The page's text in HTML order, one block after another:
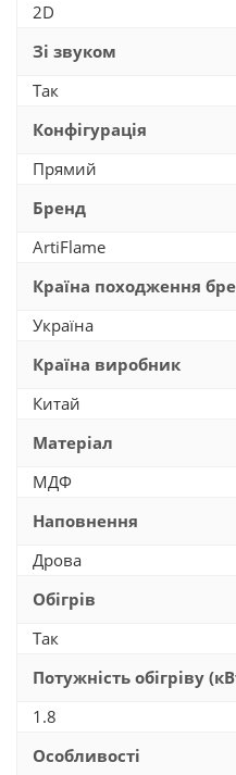
2D
Зі звуком
Так
Конфігурація
Прямий
Бренд
ArtiFlame
Країна походження
Україна
Країна виробник
Китай
Матеріал
МДФ
Наповнення
Дрова
Обігрів
Так
Потужність обігріву
1.8
Особливості